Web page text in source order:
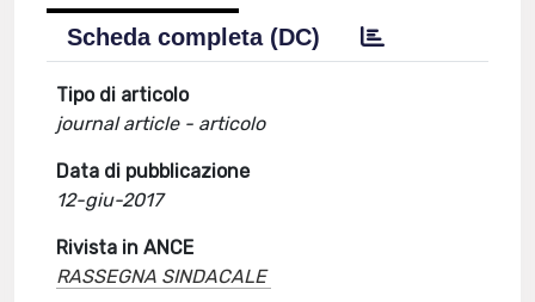
Scheda completa (DC)
Tipo di articolo
journal article - articolo
Data di pubblicazione
12-giu-2017
Rivista in ANCE
RASSEGNA SINDACALE